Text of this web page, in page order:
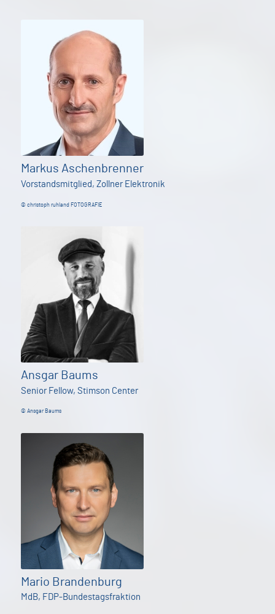
Markus Aschenbrenner
Vorstandsmitglied, Zollner Elektronik
© christoph ruhland FOTOGRAFIE
Ansgar Baums
Senior Fellow, Stimson Center
© Ansgar Baums
Mario Brandenburg
MdB, FDP-Bundestagsfraktion